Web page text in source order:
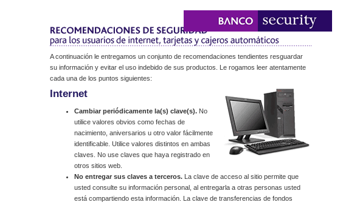
A continuación le entregamos un conjunto de recomendaciones tendientes resguardar
su información y evitar el uso indebido de sus productos. Le rogamos leer atentamente
cada una de los puntos siguientes:
Internet
Cambiar periódicamente la(s) clave(s). No
utilice valores obvios como fechas de
nacimiento, aniversarios u otro valor fácilmente
identificable. Utilice valores distintos en ambas
claves. No use claves que haya registrado en
otros sitios web.
No entregar sus claves a terceros. La clave de acceso al sitio permite que
usted consulte su información personal, al entregarla a otras personas usted
está compartiendo esta información. La clave de transferencias de fondos